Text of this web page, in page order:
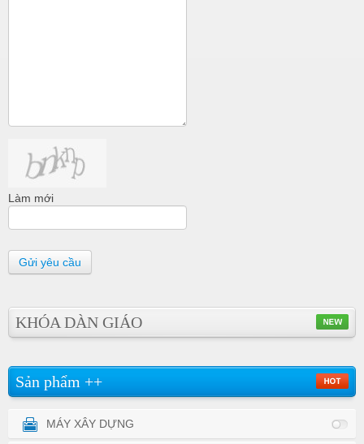
Làm mới
Gửi yêu cầu
KHÓA DÀN GIÁO
Sản phẩm ++
MÁY XÂY DỰNG